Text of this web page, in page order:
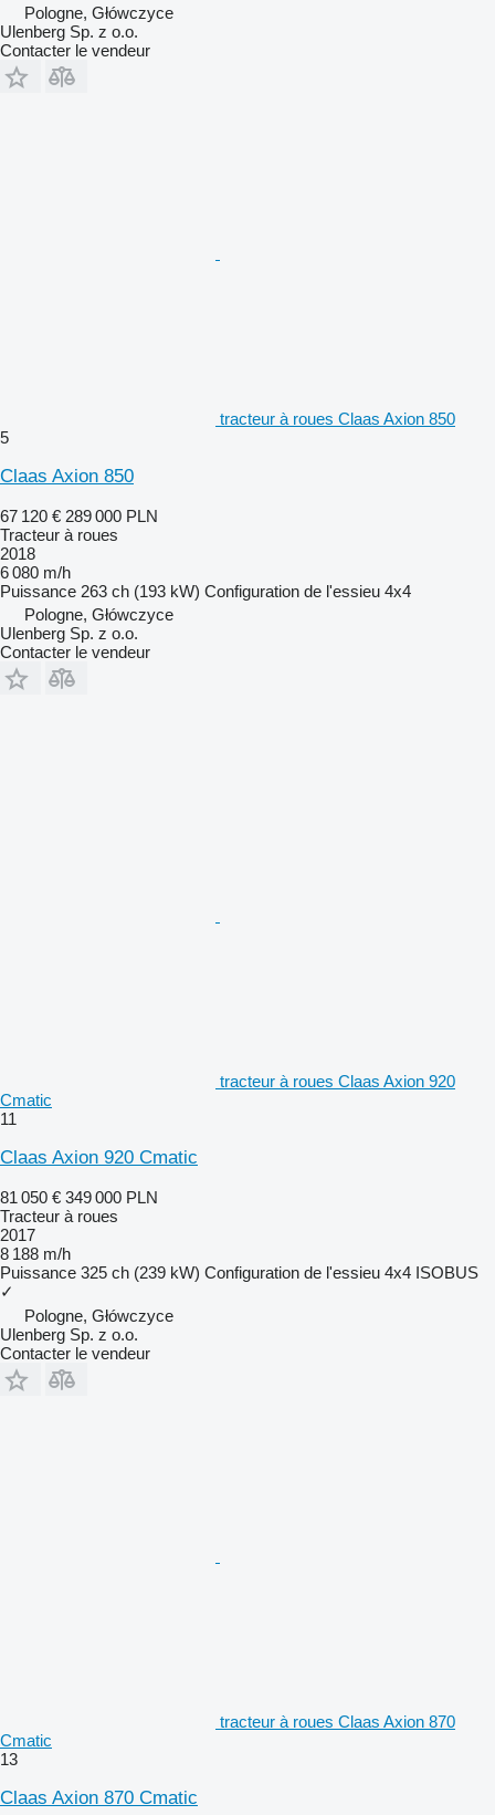
Pologne, Główczyce
Ulenberg Sp. z o.o.
Contacter le vendeur
tracteur à roues Claas Axion 850
5
Claas Axion 850
67 120 € 289 000 PLN
Tracteur à roues
2018
6 080 m/h
Puissance 263 ch (193 kW) Configuration de l'essieu 4x4
Pologne, Główczyce
Ulenberg Sp. z o.o.
Contacter le vendeur
tracteur à roues Claas Axion 920
Cmatic
11
Claas Axion 920 Cmatic
81 050 € 349 000 PLN
Tracteur à roues
2017
8 188 m/h
Puissance 325 ch (239 kW) Configuration de l'essieu 4x4 ISOBUS
✓
Pologne, Główczyce
Ulenberg Sp. z o.o.
Contacter le vendeur
tracteur à roues Claas Axion 870
Cmatic
13
Claas Axion 870 Cmatic